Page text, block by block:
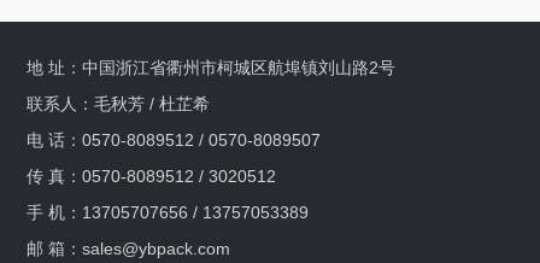
地 址：中国浙江省衢州市柯城区航埠镇刘山路2号
联系人：毛秋芳 / 杜芷希
电 话：0570-8089512 / 0570-8089507
传 真：0570-8089512 / 3020512
手 机：13705707656 / 13757053389
邮 箱：sales@ybpack.com